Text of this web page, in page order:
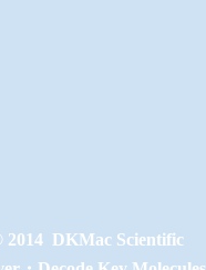
DKMac Scientific